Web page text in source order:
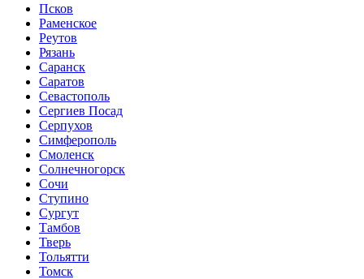
Псков
Раменское
Реутов
Рязань
Саранск
Саратов
Севастополь
Сергиев Посад
Серпухов
Симферополь
Смоленск
Солнечногорск
Сочи
Ступино
Сургут
Тамбов
Тверь
Тольятти
Томск